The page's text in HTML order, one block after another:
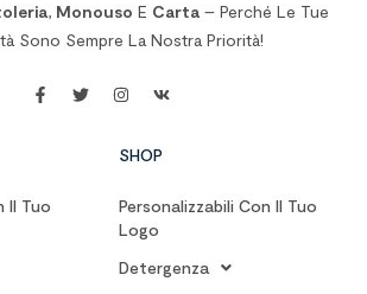
, Monouso E Carta– Perché Le Tue
Sono Sempre La Nostra Priorità!
Il Tuo
SHOP
Personalizzabili Con Il Tuo
Logo
Detergenza